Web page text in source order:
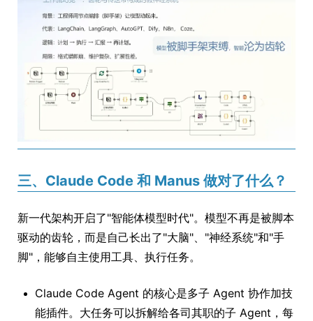
三、Claude Code 和 Manus 做对了什么？
新一代架构开启了"智能体模型时代"。模型不再是被脚本
驱动的齿轮，而是自己长出了"大脑"、"神经系统"和"手
脚"，能够自主使用工具、执行任务。
Claude Code Agent 的核心是多子 Agent 协作加技
能插件。大任务可以拆解给各司其职的子 Agent，每